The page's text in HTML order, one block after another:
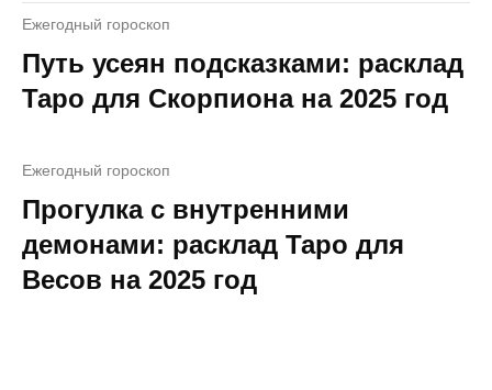
Ежегодный гороскоп
Путь усеян подсказками: расклад
Таро для Скорпиона на 2025 год
Ежегодный гороскоп
Прогулка с внутренними
демонами: расклад Таро для
Весов на 2025 год